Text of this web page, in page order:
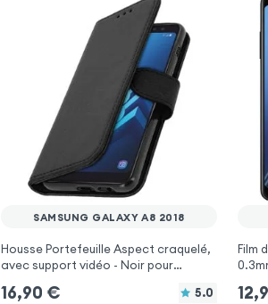
SAMSUNG GALAXY A8 2018
Housse Portefeuille Aspect craquelé,
avec support vidéo - Noir pour
16,90 € 5.0
Film